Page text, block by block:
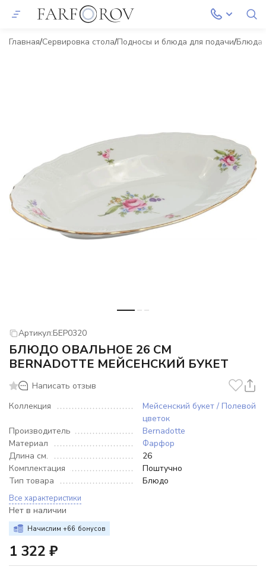
Главная Сервировка стола Подносы и блюда для подачи Блюда
Артикул:БЕР0320
БЛЮДО ОВАЛЬНОЕ 26 СМ
BERNADOTTE МЕЙСЕНСКИЙ БУКЕТ
Написать отзыв
Коллекция
Мейсенский букет / Полевой
цветок
Производитель
Bernadotte
Материал
Фарфор
Длина см.
26
Комплектация
Поштучно
Тип товара
Блюдо
Все характеристики
Нет в наличии
Начислим +66 бонусов
1 322 ₽